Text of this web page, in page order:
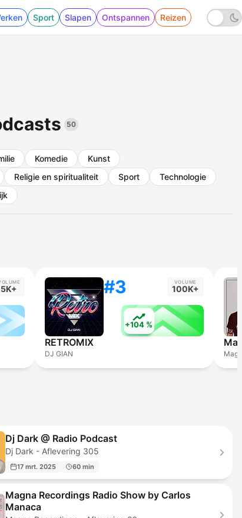
Sport Slapen Ontspannen Reizen
50
Komedie
Kunst
Religie en spiritualiteit Sport
Technologie
5K+ #3 VOLUME
100K+
+104 %
RETROMIX
DJ GIAN
Dj Dark @ Radio Podcast
Dj Dark - Aflevering 305
17 mrt. 2025 60 min
Magna Recordings Radio Show by Carlos
Manaca